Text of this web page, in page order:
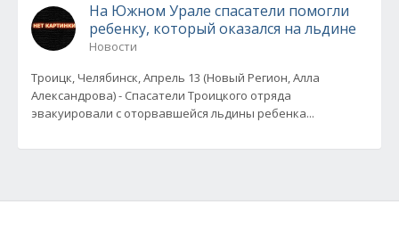
На Южном Урале спасатели помогли
ребенку, который оказался на льдине
Новости
Троицк, Челябинск, Апрель 13 (Новый Регион, Алла
Александрова) - Спасатели Троицкого отряда
эвакуировали с оторвавшейся льдины ребенка...